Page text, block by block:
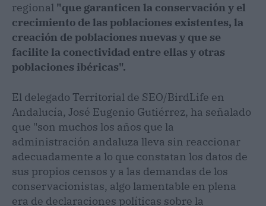
regional "que garanticen la conservación y el
crecimiento de las poblaciones existentes, la
creación de poblaciones nuevas y que se
facilite la conectividad entre ellas y otras
poblaciones ibéricas".
El delegado Territorial de SEO/BirdLife en
Andalucía, José Eugenio Gutiérrez, ha señalado
que "son muchos los años que la
administración andaluza lleva sin reaccionar
adecuadamente a lo que constatan los datos de
sus propios censos y a las demandas de los
conservacionistas, algo lamentable en plena
era de declaraciones políticas sobre la